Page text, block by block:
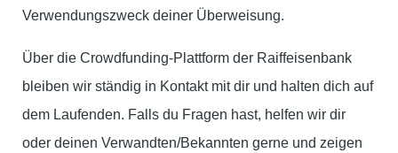
Verwendungszweck deiner Überweisung.
Über die Crowdfunding-Plattform der Raiffeisenbank
bleiben wir ständig in Kontakt mit dir und halten dich auf
dem Laufenden. Falls du Fragen hast, helfen wir dir
oder deinen Verwandten/Bekannten gerne und zeigen